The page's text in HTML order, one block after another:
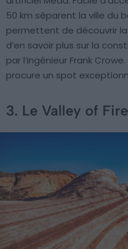
50 km séparent la ville du
permettent de découvrir la
d’en savoir plus sur la
par l’ingénieur Frank
procure un spot
3. Le Valley of